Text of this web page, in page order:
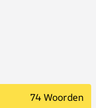
74 Woorden